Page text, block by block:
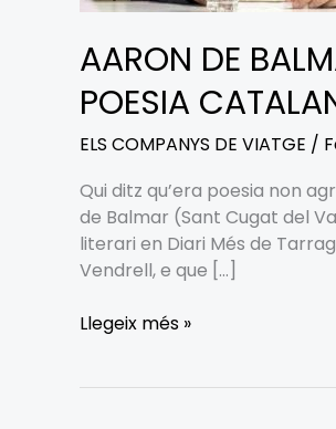
AARON DE
POESIA
ELS COMPANYS DE VIATGE /
Qui ditz qu’era poesia non
de Balmar (Sant Cugat del
literari en Diari Més de
Vendrell, e que […]
Llegeix més »